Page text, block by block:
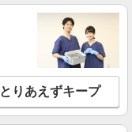
とりあえずキープ